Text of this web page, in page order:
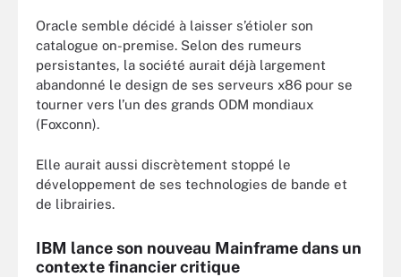
Oracle semble décidé à laisser s’étioler son
catalogue on-premise. Selon des rumeurs
persistantes, la société aurait déjà largement
abandonné le design de ses serveurs x86 pour se
tourner vers l’un des grands ODM mondiaux
(Foxconn).
Elle aurait aussi discrètement stoppé le
développement de ses technologies de bande et
de librairies.
IBM lance son nouveau Mainframe dans un
contexte financier critique